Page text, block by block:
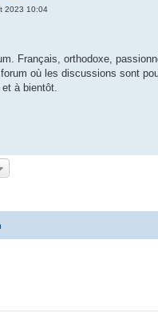
2023 10:04
Français, orthodoxe,
où les discussions sont
à bientôt.